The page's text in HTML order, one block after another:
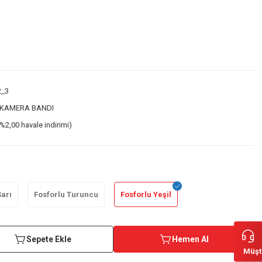
BANDI
havale indirimi)
Fosforlu Turuncu Fosforlu Yeşil
Sepete Ekle Hemen Al